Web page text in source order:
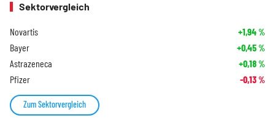
Sektorvergleich
Novartis +1,94%
Bayer +0,45%
Astrazeneca +0,18%
Pfizer -0,13%
Zum Sektorvergleich